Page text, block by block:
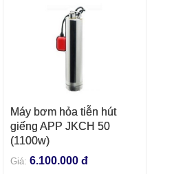
THÊM VÀO GIỎ HÀNG
Máy bơm hỏa tiễn hút
giếng APP JKCH 50
(1100w)
Giá: 6.100.000 đ